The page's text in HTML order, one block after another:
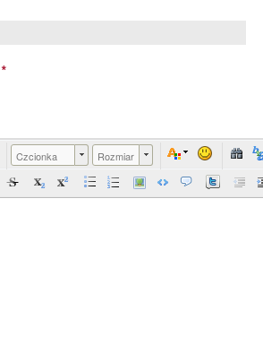
*
Czcionka Rozmiar